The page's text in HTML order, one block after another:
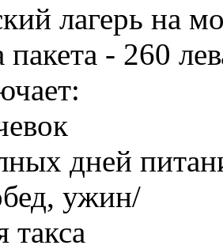
лагерь на
пакета - 260
дней
ужин/
такса